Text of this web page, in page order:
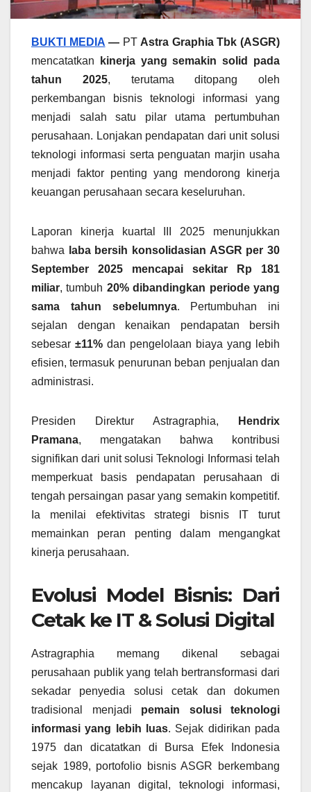
BUKTI MEDIA — PT Astra Graphia Tbk (ASGR)
mencatatkan
kinerja yang semakin solid pada
tahun 2025, terutama ditopang oleh
perkembangan bisnis teknologi informasi yang
menjadi salah satu pilar utama pertumbuhan
perusahaan. Lonjakan pendapatan dari unit solusi
teknologi informasi serta penguatan marjin usaha
menjadi faktor penting yang mendorong kinerja
keuangan perusahaan secara keseluruhan.
Laporan kinerja kuartal III 2025 menunjukkan
bahwa
laba bersih konsolidasian ASGR per 30
September 2025 mencapai sekitar Rp 181
miliar, tumbuh 20% dibandingkan periode yang
sama tahun sebelumnya. Pertumbuhan ini
sejalan dengan kenaikan pendapatan bersih
sebesar ±11% dan pengelolaan biaya yang lebih
efisien, termasuk penurunan beban penjualan dan
administrasi.
Presiden Direktur Astragraphia,
Hendrix
Pramana, mengatakan bahwa kontribusi
signifikan dari unit solusi Teknologi Informasi telah
memperkuat basis pendapatan perusahaan di
tengah persaingan pasar yang semakin kompetitif.
Ia menilai efektivitas strategi bisnis IT turut
memainkan peran penting dalam mengangkat
kinerja perusahaan.
Evolusi Model Bisnis: Dari
Cetak ke IT & Solusi Digital
Astragraphia memang dikenal sebagai
perusahaan publik yang telah bertransformasi dari
sekadar penyedia solusi cetak dan dokumen
tradisional menjadi pemain solusi teknologi
informasi yang lebih luas. Sejak didirikan pada
1975 dan dicatatkan di Bursa Efek Indonesia
sejak 1989, portofolio bisnis ASGR berkembang
mencakup layanan digital, teknologi informasi,